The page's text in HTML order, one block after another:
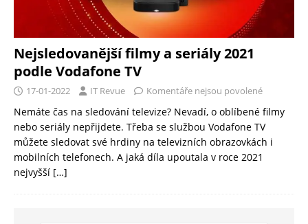
Nejsledovanější filmy a seriály 2021
podle Vodafone TV
17-01-2022 IT Revue Komentáře nejsou povolené
Nemáte čas na sledování televize? Nevadí, o oblíbené filmy
nebo seriály nepřijdete. Třeba se službou Vodafone TV
můžete sledovat své hrdiny na televizních obrazovkách i
mobilních telefonech. A jaká díla upoutala v roce 2021
nejvyšší […]